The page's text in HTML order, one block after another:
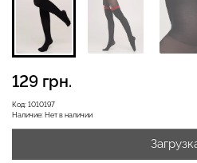
Код: 1010197
Наличие: Нет в наличии
129 грн.
Бесшовная бразилиана с
легкой коррекцией
BRASILIAN SHAPEWEAR